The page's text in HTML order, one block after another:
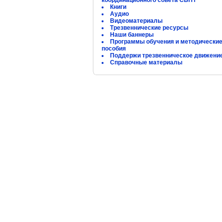
Книги
Аудио
Видеоматериалы
Трезвеннические ресурсы
Наши баннеры
Программы обучения и методические
пособия
Поддержи трезвенническое
Справочные материалы